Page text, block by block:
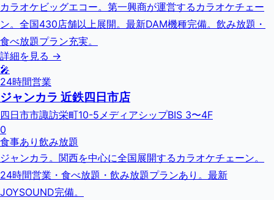
カラオケビッグエコー。第一興商が運営するカラオケチェー
ン。全国430店舗以上展開。最新DAM機種完備。飲み放題・
食べ放題プラン充実。
詳細を見る →
🎤
24時間営業
ジャンカラ 近鉄四日市店
四日市市諏訪栄町10-5メディアシップBIS 3〜4F
0
食事あり 飲み放題
ジャンカラ。関西を中心に全国展開するカラオケチェーン。
24時間営業・食べ放題・飲み放題プランあり。最新
JOYSOUND完備。